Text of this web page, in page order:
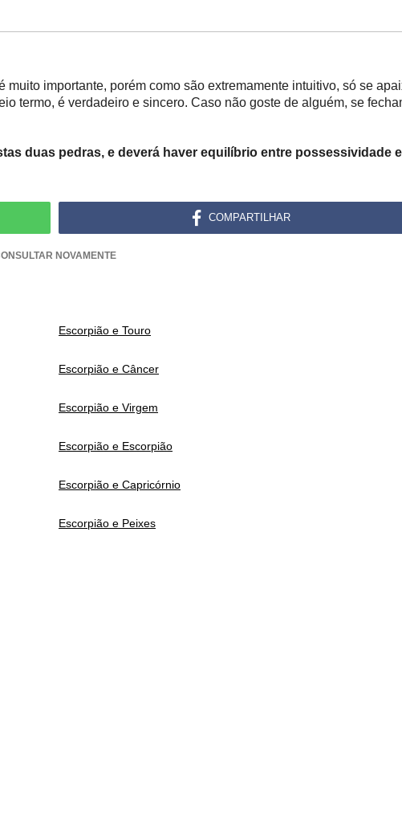
muito importante, porém como são extremamente intuitivo, só se
termo, é verdadeiro e sincero. Caso não goste de alguém, se
duas pedras, e deverá haver equilíbrio entre possessividade e
COMPARTILHAR
NOVAMENTE
Escorpião e Touro
Escorpião e Câncer
Escorpião e Virgem
Escorpião e Escorpião
Escorpião e Capricórnio
Escorpião e Peixes